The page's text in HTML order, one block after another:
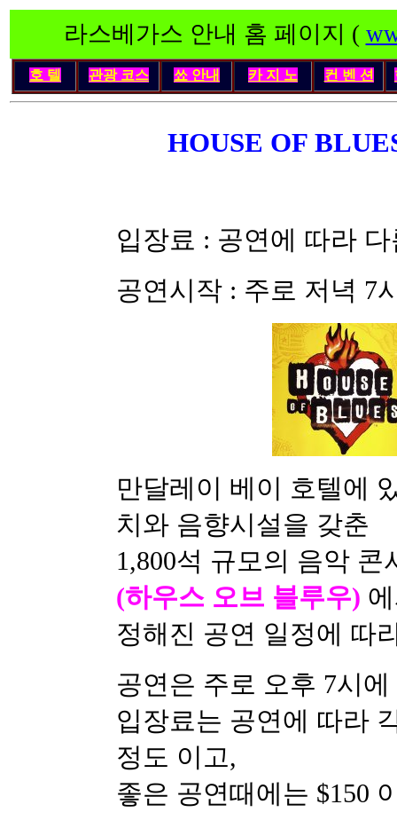
라스베가스 안내 홈 페이지 (
호 텔 관광 코스 쑈 안내 카 지 노 컨 벤 션
HOUSE OF
입장료 : 공연에 따라 다
공연시작 : 주로 저녁 7
만달레이 베이 호텔에
치와 음향시설을 갖춘
1,800석 규모의 음악
(하우스 오브 블루우)
정해진 공연 일정에 따
공연은 주로 오후 7시
입장료는 공연에 따라
정도 이고,
좋은 공연때에는 $150